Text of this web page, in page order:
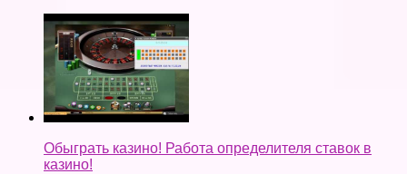
Обыграть казино! Работа определителя ставок в
казино!